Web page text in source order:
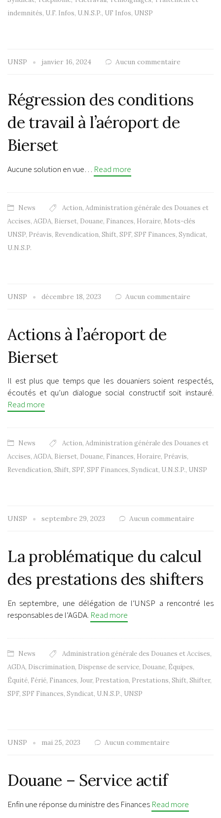
indemnités, U.F. Infos, U.N.S.P., UF Infos, UNSP
UNSP janvier 16, 2024 Aucun commentaire
Régression des conditions
de travail à l’aéroport de
Bierset
Aucune solution en vue… Read more
News Action, Administration générale des Douanes et
Accises, AGDA, Bierset, Douane, Finances, Horaire, Mots-clés
UNSP, Préavis, Revendication, Shift, SPF, SPF Finances, Syndicat,
U.N.S.P.
UNSP décembre 18, 2023 Aucun commentaire
Actions à l’aéroport de
Bierset
Il est plus que temps que les douaniers soient respectés,
écoutés et qu’un dialogue social constructif soit instauré.
Read more
News Action, Administration générale des Douanes et
Accises, AGDA, Bierset, Douane, Finances, Horaire, Préavis,
Revendication, Shift, SPF, SPF Finances, Syndicat, U.N.S.P., UNSP
UNSP septembre 29, 2023 Aucun commentaire
La problématique du calcul
des prestations des shifters
En septembre, une délégation de l’UNSP a rencontré les
responsables de l’AGDA. Read more
News Administration générale des Douanes et Accises,
AGDA, Discrimination, Dispense de service, Douane, Équipes,
Équité, Férié, Finances, Jour, Prestation, Prestations, Shift, Shifter,
SPF, SPF Finances, Syndicat, U.N.S.P., UNSP
UNSP mai 25, 2023 Aucun commentaire
Douane – Service actif
Enfin une réponse du ministre des Finances Read more